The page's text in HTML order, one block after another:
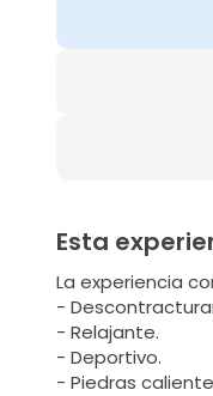
Esta
La experiencia
-
- Relajante.
- Deportivo.
- Piedras